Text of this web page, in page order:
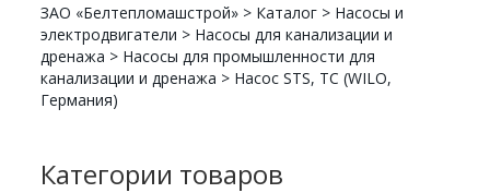
ЗАО «Белтепломашстрой» > Каталог > Насосы и
электродвигатели > Насосы для канализации и
дренажа > Насосы для промышленности для
канализации и дренажа > Насос STS, TC (WILO,
Германия)
Категории товаров